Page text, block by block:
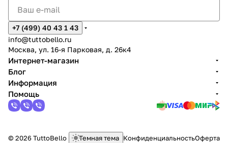
+7 (499) 40 43 1 43
info@tuttobello.ru
Москва, ул. 16-я Парковая, д. 26к4
Интернет-магазин
Блог
Информация
Помощь
© 2026 TuttoBello Темная тема КонфиденциальностьОферта